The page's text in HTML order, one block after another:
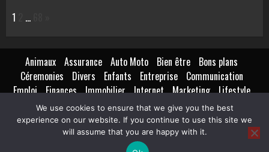
Page:
1 …
Animaux Assurance Auto Moto Bien être
Bons plans
Céremonies
Divers Enfants Entreprise
Communication
Emploi Finances Immobilier Internet Marketing Lifestyle
Loisirs Maison Extérieur Intérieur Maternité
Métiers
Mode Nutrition Santé Seniors Technologie
Transport
Voyages Tourisme
We use cookies to ensure that we give you the best
experience on our website. If you continue to use this site we
will assume that you are happy with it.